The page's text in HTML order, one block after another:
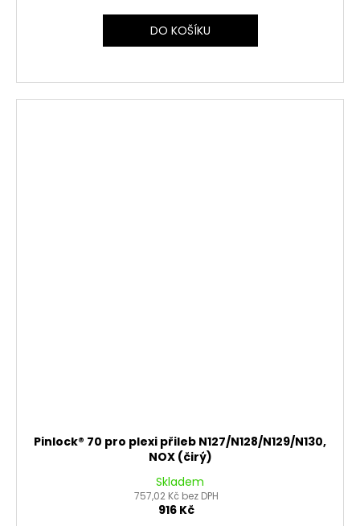
DO KOŠÍKU
Pinlock® 70 pro plexi přileb N127/N128/N129/N130,
NOX (čirý)
Skladem
757,02 Kč bez DPH
916 Kč